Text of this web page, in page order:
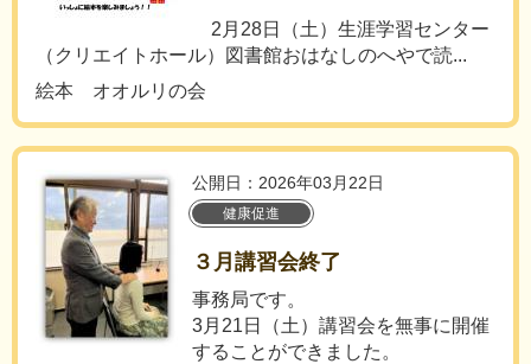
2月28日（土）生涯学習センター
（クリエイトホール）図書館おはなしのへやで読...
絵本 オオルリの会
公開日：2026年03月22日
健康促進
３月講習会終了
事務局です。
3月21日（土）講習会を無事に開催
することができました。